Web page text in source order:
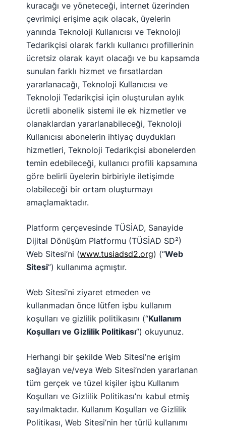
kuracağı ve yöneteceği, internet üzerinden
çevrimiçi erişime açık olacak, üyelerin
yanında Teknoloji Kullanıcısı ve Teknoloji
Tedarikçisi olarak farklı kullanıcı profillerinin
ücretsiz olarak kayıt olacağı ve bu kapsamda
sunulan farklı hizmet ve fırsatlardan
yararlanacağı, Teknoloji Kullanıcısı ve
Teknoloji Tedarikçisi için oluşturulan aylık
ücretli abonelik sistemi ile ek hizmetler ve
olanaklardan yararlanabileceği, Teknoloji
Kullanıcısı abonelerin ihtiyaç duydukları
hizmetleri, Teknoloji Tedarikçisi abonelerden
temin edebileceği, kullanıcı profili kapsamına
göre belirli üyelerin birbiriyle iletişimde
olabileceği bir ortam oluşturmayı
amaçlamaktadır.
Platform çerçevesinde TÜSİAD, Sanayide
Dijital Dönüşüm Platformu (TÜSİAD SD²)
Web Sitesi’ni (www.tusiadsd2.org) (“Web
Sitesi”) kullanıma açmıştır.
Web Sitesi’ni ziyaret etmeden ve
kullanmadan önce lütfen işbu kullanım
koşulları ve gizlilik politikasını (“Kullanım
Koşulları ve Gizlilik Politikası”) okuyunuz.
Herhangi bir şekilde Web Sitesi’ne erişim
sağlayan ve/veya Web Sitesi’nden yararlanan
tüm gerçek ve tüzel kişiler işbu Kullanım
Koşulları ve Gizlilik Politikası’nı kabul etmiş
sayılmaktadır. Kullanım Koşulları ve Gizlilik
Politikası, Web Sitesi’nin her türlü kullanımı